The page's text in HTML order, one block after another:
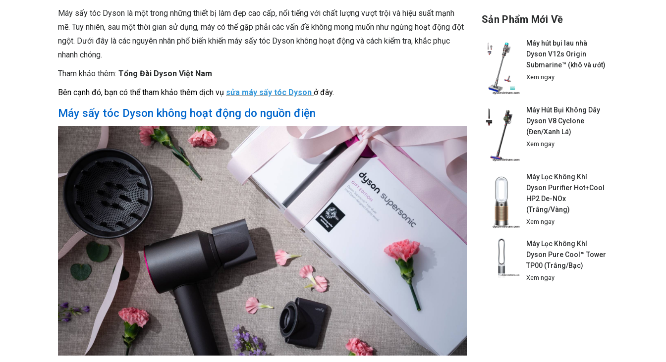
Máy sấy tóc Dyson là một trong những thiết bị làm đẹp cao cấp, nổi tiếng với chất lượng vượt trội và hiệu suất mạnh
mẽ. Tuy nhiên, sau một thời gian sử dụng, máy có thể gặp phải các vấn đề không mong muốn như ngừng hoạt động đột
ngột. Dưới đây là các nguyên nhân phổ biến khiến máy sấy tóc Dyson không hoạt động và cách kiểm tra, khắc phục
nhanh chóng.
Tham khảo thêm: Tổng Đài Dyson Việt Nam
Bên cạnh đó, bạn có thể tham khảo thêm dịch vụ sửa máy sấy tóc Dyson ở đây.
Máy sấy tóc Dyson không hoạt động do nguồn điện
Sản Phẩm Mới Về
Máy hút bụi lau nhà
Dyson V12s Origin
Submarine™ (khô và ướt)
Xem ngay
Máy Hút Bụi Không Dây
Dyson V8 Cyclone
(Đen/Xanh Lá)
Xem ngay
Máy Lọc Không Khí
Dyson Purifier Hot+Cool
HP2 De-NOx
(Trắng/Vàng)
Xem ngay
Máy Lọc Không Khí
Dyson Pure Cool™ Tower
TP00 (Trắng/Bạc)
Xem ngay